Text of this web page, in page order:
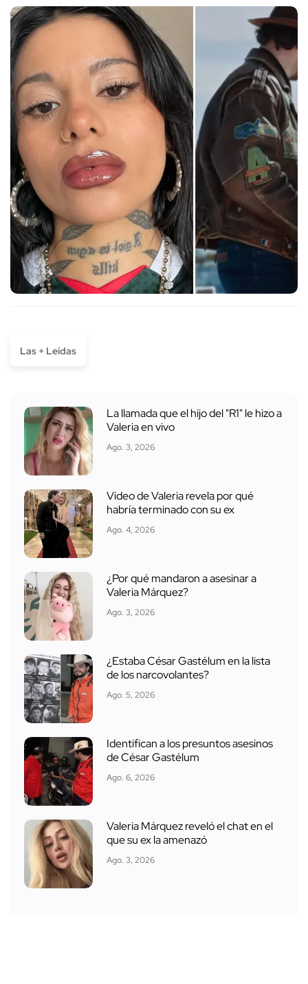
Las + Leídas
La llamada que el hijo del "R1" le hizo a
Valeria en vivo
Ago. 3, 2026
Video de Valeria revela por qué
habría terminado con su ex
Ago. 4, 2026
¿Por qué mandaron a asesinar a
Valeria Márquez?
Ago. 3, 2026
¿Estaba César Gastélum en la lista
de los narcovolantes?
Ago. 5, 2026
Identifican a los presuntos asesinos
de César Gastélum
Ago. 6, 2026
Valeria Márquez reveló el chat en el
que su ex la amenazó
Ago. 3, 2026